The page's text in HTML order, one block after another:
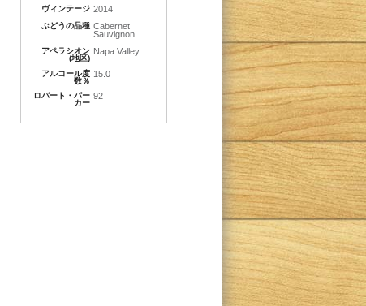
ヴィンテージ 2014
ぶどうの品種 Cabernet
Sauvignon
アペラシオン
(地区)
Napa Valley
アルコール度
数％
15.0
ロバート・パー
カー
92